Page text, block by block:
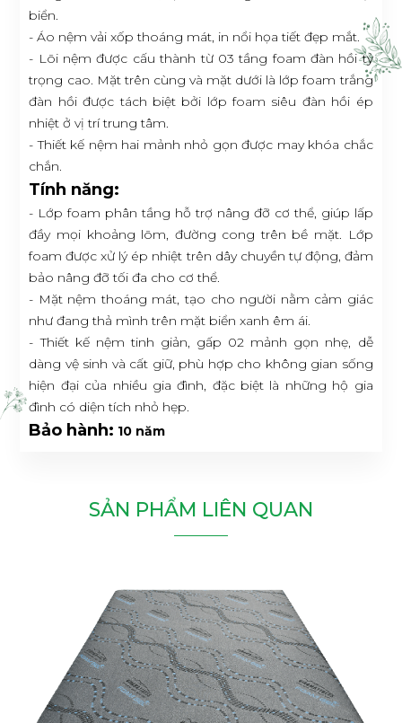
biển.
- Áo nệm vải xốp thoáng mát, in nổi họa tiết đẹp mắt.
- Lõi nệm được cấu thành từ 03 tầng foam đàn hồi tỷ
trọng cao. Mặt trên cùng và mặt dưới là lớp foam trắng
đàn hồi được tách biệt bởi lớp foam siêu đàn hồi ép
nhiệt ở vị trí trung tâm.
- Thiết kế nệm hai mảnh nhỏ gọn được may khóa chắc
chắn.
Tính năng:
- Lớp foam phân tầng hỗ trợ nâng đỡ cơ thể, giúp lấp
đầy mọi khoảng lõm, đường cong trên bề mặt. Lớp
foam được xử lý ép nhiệt trên dây chuyền tự động, đảm
bảo nâng đỡ tối đa cho cơ thể.
- Mặt nệm thoáng mát, tạo cho người nằm cảm giác
như đang thả mình trên mặt biển xanh êm ái.
- Thiết kế nệm tinh giản, gấp 02 mảnh gọn nhẹ, dễ
dàng vệ sinh và cất giữ, phù hợp cho không gian sống
hiện đại của nhiều gia đình, đặc biệt là những hộ gia
đình có diện tích nhỏ hẹp.
Bảo hành: 10 năm
SẢN PHẨM LIÊN QUAN